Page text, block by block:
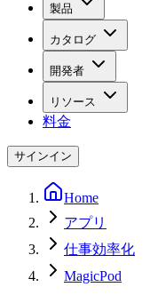
製品
カタログ
開発者
リソース
料金
サインイン
Home
アプリ
仕事効率化
MagicPod